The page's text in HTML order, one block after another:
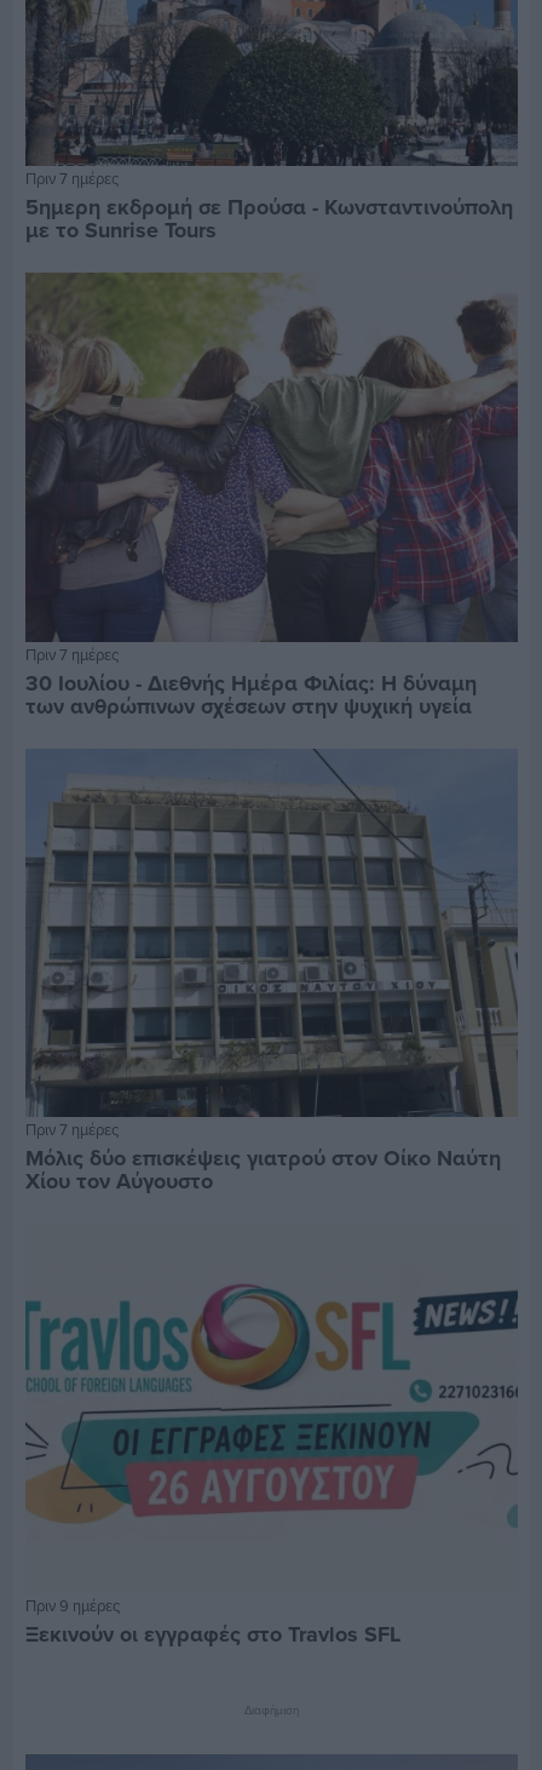
Πριν 7 ημέρες
5ημερη εκδρομή σε Προύσα - Κωνσταντινούπολη
με το Sunrise Tours
Πριν 7 ημέρες
30 Ιουλίου - Διεθνής Ημέρα Φιλίας: Η δύναμη
των ανθρώπινων σχέσεων στην ψυχική υγεία
Πριν 7 ημέρες
Μόλις δύο επισκέψεις γιατρού στον Οίκο Ναύτη
Χίου τον Αύγουστο
Πριν 9 ημέρες
Ξεκινούν οι εγγραφές στο Travlos SFL
Διαφήμιση